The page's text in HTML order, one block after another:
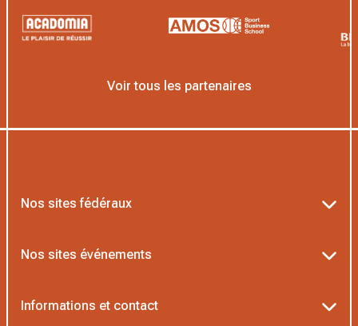
Voir tous les partenaires
Nos sites fédéraux
Nos sites événements
Informations et contact